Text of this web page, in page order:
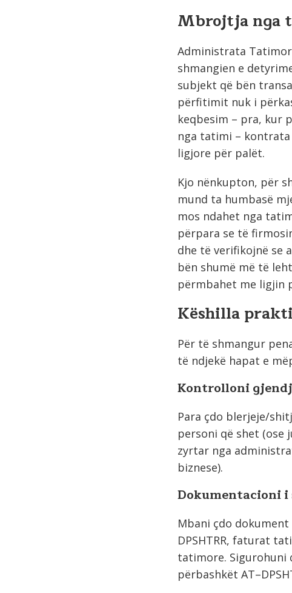
Mbrojtja nga
Administrata
shmangien e
subjekt që bën
përfitimit nuk i
keqbesim – pra, kur
nga tatimi –
ligjore për palët.
Kjo nënkupton, për
mund ta humbasë
mos ndahet nga
përpara se të
dhe të verifikojnë se
bën shumë më të
përmbahet me ligjin
Këshilla
Për të shmangur
të ndjekë hapat e
Kontrolloni
Para çdo blerjeje/
personi që shet
zyrtar nga
biznese).
Dokumentacioni
Mbani çdo
DPSHTRR, faturat
tatimore. Sigurohuni
përbashkët